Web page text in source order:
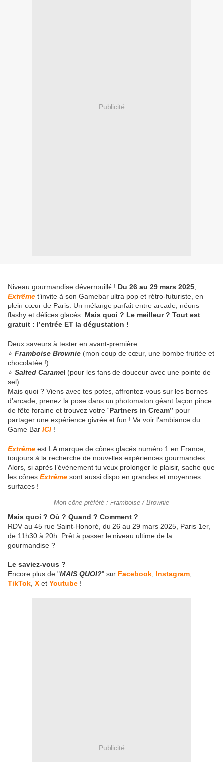
Publicité
Niveau gourmandise déverrouillé ! Du 26 au 29 mars 2025
Extrême t’invite à son Gamebar ultra pop et rétro-futuriste, en
plein cœur de Paris. Un mélange parfait entre arcade, néons
flashy et délices glacés. Mais quoi ? Le meilleur ? Tout est
gratuit : l’entrée ET la dégustation !
Deux saveurs à tester en avant-première :
⭐ Framboise Brownie (mon coup de cœur, une bombe fruitée et
chocolatée !)
⭐ Salted Caramel (pour les fans de douceur avec une pointe de
sel)
Mais quoi ? Viens avec tes potes, affrontez-vous sur les bornes
d’arcade, prenez la pose dans un photomaton géant façon pince
de fête foraine et trouvez votre “Partners in Cream” pour
partager une expérience givrée et fun ! Va voir l'ambiance du
Game Bar ICI !
Extrême est LA marque de cônes glacés numéro 1 en France,
toujours à la recherche de nouvelles expériences gourmandes.
Alors, si après l’événement tu veux prolonger le plaisir, sache que
les cônes Extrême sont aussi dispo en grandes et moyennes
surfaces !
Mon cône préféré : Framboise / Brownie
Mais quoi ? Où ? Quand ? Comment ?
RDV au 45 rue Saint-Honoré, du 26 au 29 mars 2025, Paris 1er,
de 11h30 à 20h. Prêt à passer le niveau ultime de la
gourmandise ?
Le saviez-vous ?
Encore plus de "MAIS QUOI?" sur Facebook Instagram
TikTok X et Youtube !
Publicité